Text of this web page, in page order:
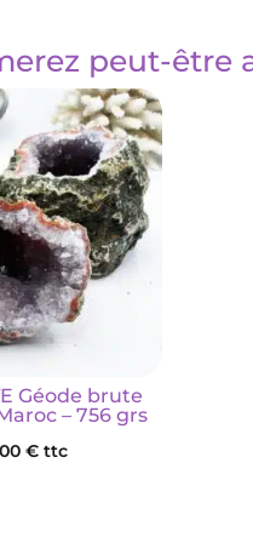
peut-être
Géode brute
– 756 grs
€ ttc